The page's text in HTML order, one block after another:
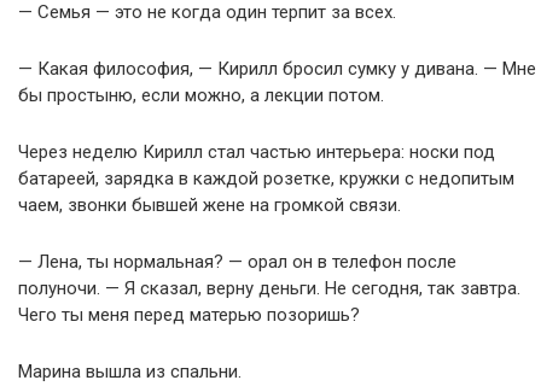
— Семья — это не когда один терпит за всех.
— Какая философия, — Кирилл бросил сумку у дивана. — Мне
бы простыню, если можно, а лекции потом.
Через неделю Кирилл стал частью интерьера: носки под
батареей, зарядка в каждой розетке, кружки с недопитым
чаем, звонки бывшей жене на громкой связи.
— Лена, ты нормальная? — орал он в телефон после
полуночи. — Я сказал, верну деньги. Не сегодня, так завтра.
Чего ты меня перед матерью позоришь?
Марина вышла из спальни.